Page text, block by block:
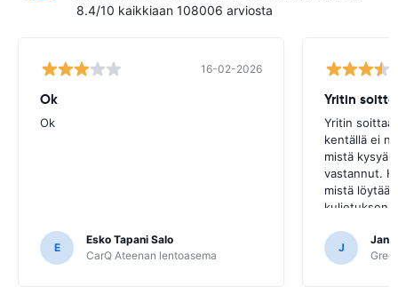
8.4/10 kaikkiaan 108006 arviosta
16-02-2026
Ok
Ok
E
Esko Tapani Salo
CarQ Ateenan lentoasema
Yritin soittaa
kentällä ei
mistä kysyä
vastannut.
mistä löytää
kuljetuksen
J